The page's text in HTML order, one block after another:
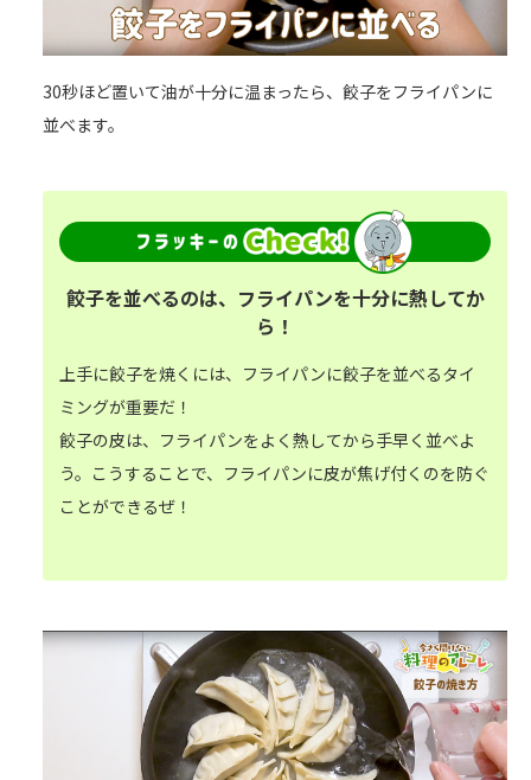
30秒ほど置いて油が十分に温まったら、餃子をフライパンに
並べます。
餃子を並べるのは、フライパンを十分に熱してか
ら！
上手に餃子を焼くには、フライパンに餃子を並べるタイ
ミングが重要だ！
餃子の皮は、フライパンをよく熱してから手早く並べよ
う。こうすることで、フライパンに皮が焦げ付くのを防ぐ
ことができるぜ！